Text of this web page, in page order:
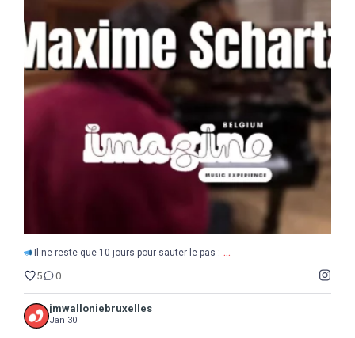
Il ne reste que 10 jours pour sauter le pas :
5
Il ne reste que 10 jours pour sauter le pas : ...
5 0
jmwalloniebruxelles
Jan 30